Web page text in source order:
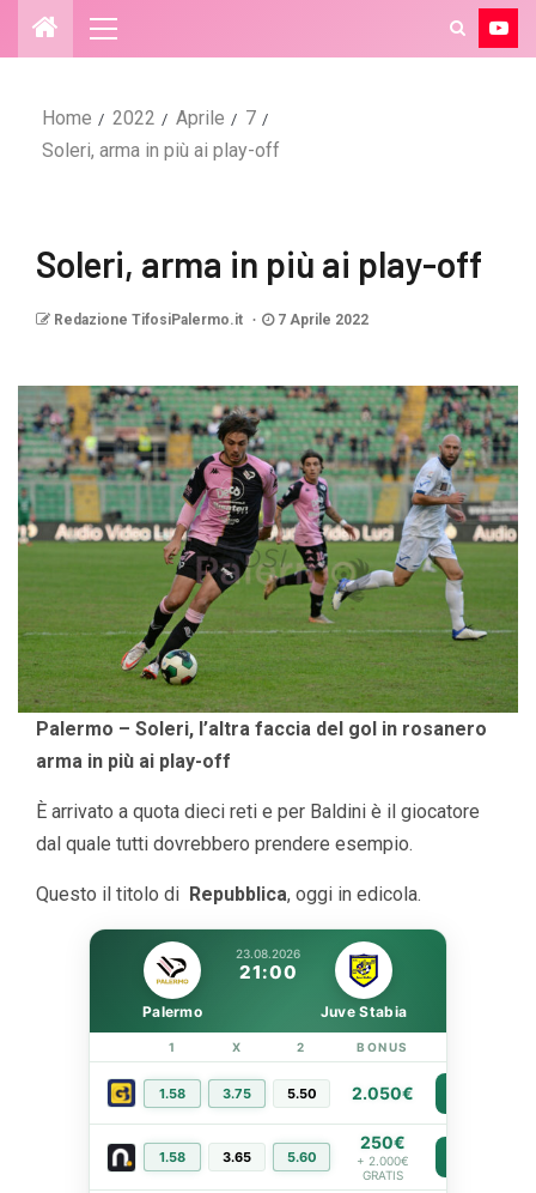
Home 2022 Aprile
7
Soleri, arma in più ai play-off
Soleri, arma in più ai play-off
Redazione TifosiPalermo.it 7 Aprile 2022
Palermo – Soleri, l’altra faccia del gol in rosanero
arma in più ai play-off
È arrivato a quota dieci reti e per Baldini è il giocatore
dal quale tutti dovrebbero prendere esempio.
Questo il titolo di Repubblica, oggi in edicola.
23.08.2026
21:00
Palermo Juve Stabia
1 X 2 BONUS
1.58 3.75 5.50 2.050€
1.58 3.65 5.60
250€
+ 2.000€
GRATIS